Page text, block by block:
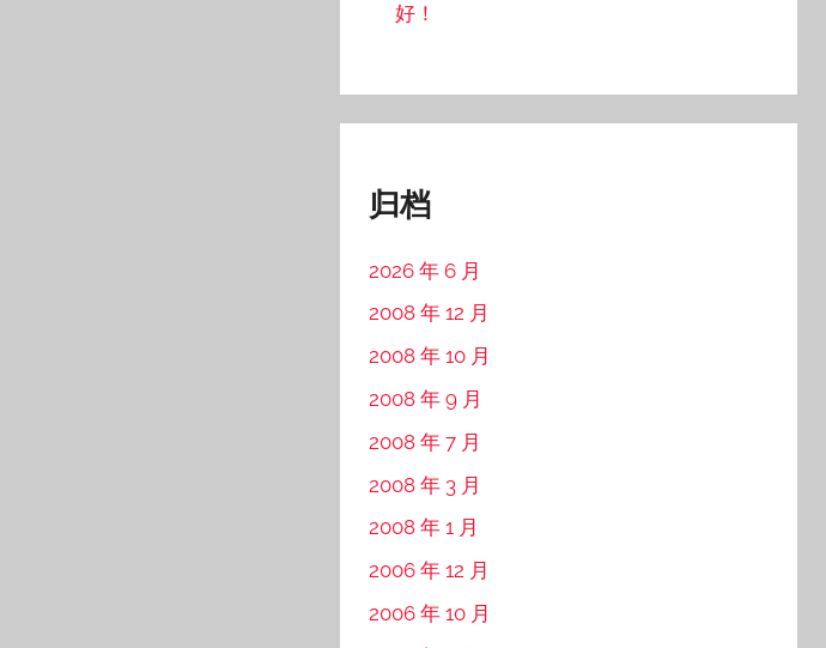
好！
归档
2026 年 6 月
2008 年 12 月
2008 年 10 月
2008 年 9 月
2008 年 7 月
2008 年 3 月
2008 年 1 月
2006 年 12 月
2006 年 10 月